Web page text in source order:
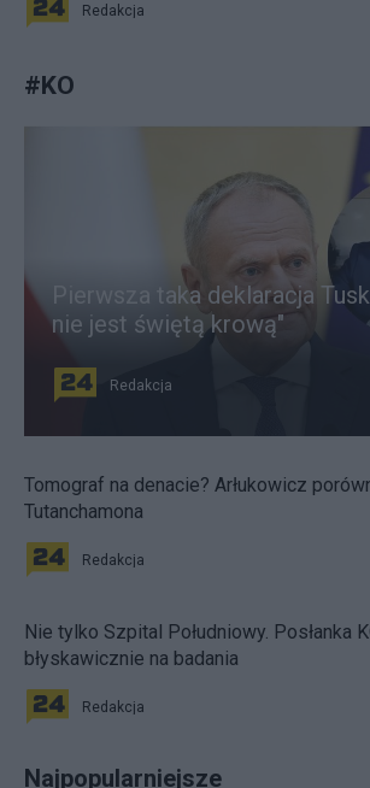
Redakcja
#KO
Pierwsza taka deklaracja
nie jest świętą krową"
Redakcja
Tomograf na denacie? Arłukowicz
Tutanchamona
Redakcja
Nie tylko Szpital Południowy. Posłanka
błyskawicznie na badania
Redakcja
Najpopularniejsze